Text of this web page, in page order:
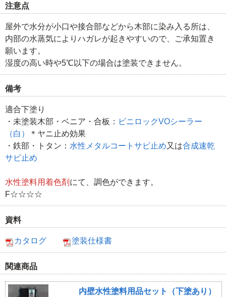
注意点
屋外で水分が小口や接合部などから木部に染み入る所は、
内部の水蒸気によりハガレが起きやすいので、ご承知置き
願います。
湿度の高い時や5℃以下の場合は塗装できません。
備考
適合下塗り
・未塗装木部・ベニア・合板： ビニロックVOシーラー
（白）
＊ヤニ止め効果
・鉄部・トタン： 水性メタルコートサビ止め又は合成速乾
サビ止め
水性塗料用着色剤 にて、調色ができます。
F☆☆☆☆
資料
カタログ 塗装仕様書
関連商品
内壁水性塗料用品セット（下塗あり）